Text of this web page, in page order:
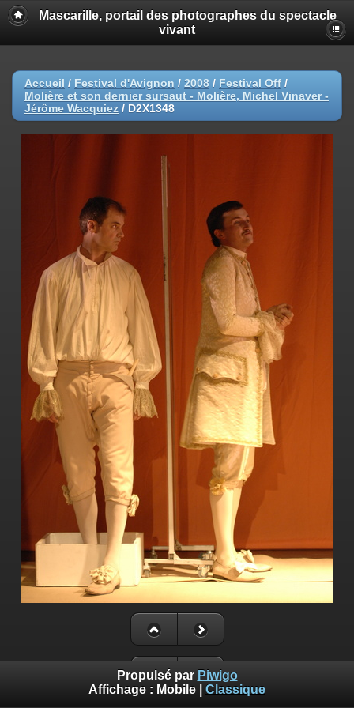
Mascarille, portail des photographes du spectacle
vivant
Accueil / Festival d'Avignon / 2008 / Festival Off /
Molière et son dernier sursaut - Molière, Michel Vinaver -
Jérôme Wacquiez / D2X1348
Propulsé par Piwigo
Affichage : Mobile Classique